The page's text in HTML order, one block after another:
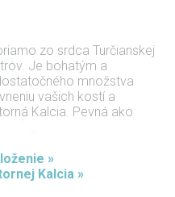
zo srdca Turčianskej
Je bohatým a
množstva
vašich kostí a
Kalcia. Pevná ako
»
Kalcia »